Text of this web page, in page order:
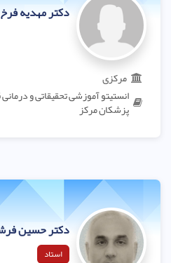
دکتر مهدیه
مرکزی
انستیتو آموزشی تحقیقاتی و
پزشکان مرکز
دکتر حسین
استاد